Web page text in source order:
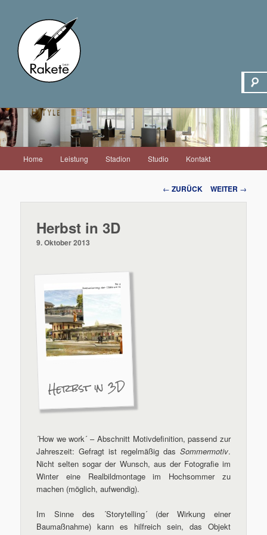
Zum
Home Leistung Stadion Studio Kontakt
Beitrags-
Navigation
← ZURÜCK WEITER →
Herbst in 3D
9. Oktober 2013
Herbst in 3D
´How we work´ – Abschnitt Motivdefinition, passend zur
Jahreszeit: Gefragt ist regelmäßig das Sommermotiv.
Nicht selten sogar der Wunsch, aus der Fotografie im
Winter eine Realbildmontage im Hochsommer zu
machen (möglich, aufwendig).
Im Sinne des ´Storytelling´ (der Wirkung einer
Baumaßnahme) kann es hilfreich sein, das Objekt